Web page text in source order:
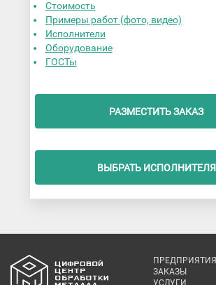
Стоимость
Примеры работ (фото, видео)
Исполнители
Оборудование
ГОСТы
РАЗМЕСТИТЬ ЗАКАЗ
ВЫБРАТЬ ИСПОЛНИТЕЛЯ
ПРЕДПРИЯТИЯ
ЗАКАЗЫ